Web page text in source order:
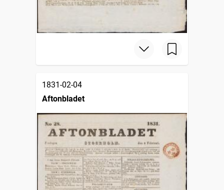
1831-02-04
Aftonbladet